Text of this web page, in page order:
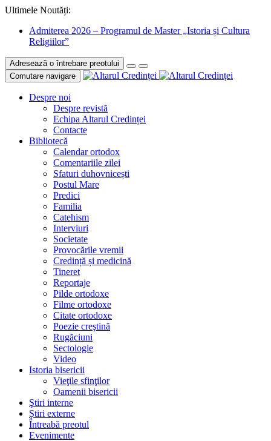
Ultimele Noutăți:
Admiterea 2026 – Programul de Master „Istoria și Cultura
Religiilor”
Adresează o întrebare preotului
Comutare navigare
Despre noi
Despre revistă
Echipa Altarul Credinței
Contacte
Bibliotecă
Calendar ortodox
Comentariile zilei
Sfaturi duhovnicești
Postul Mare
Predici
Familia
Catehism
Interviuri
Societate
Provocările vremii
Credință și medicină
Tineret
Reportaje
Pilde ortodoxe
Filme ortodoxe
Citate ortodoxe
Poezie creştină
Rugăciuni
Sectologie
Video
Istoria bisericii
Vieţile sfinţilor
Oamenii bisericii
Ştiri interne
Știri externe
Întreabă preotul
Evenimente